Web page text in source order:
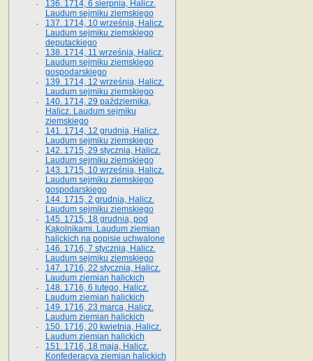
136. 1714, 6 sierpnia, Halicz.
Laudum sejmiku ziemskiego
137. 1714, 10 września, Halicz.
Laudum sejmiku ziemskiego
deputackiego
138. 1714, 11 września, Halicz.
Laudum sejmiku ziemskiego
gospodarskiego
139. 1714, 12 września, Halicz.
Laudum sejmiku ziemskiego
140. 1714, 29 października,
Halicz. Laudum sejmiku
ziemskiego
141. 1714, 12 grudnia, Halicz.
Laudum sejmiku ziemskiego
142. 1715, 29 stycznia, Halicz.
Laudum sejmiku ziemskiego
143. 1715, 10 września, Halicz.
Laudum sejmiku ziemskiego
gospodarskiego
144. 1715, 2 grudnia, Halicz.
Laudum sejmiku ziemskiego
145. 1715, 18 grudnia, pod
Kąkolnikami. Laudum ziemian
halickich na popisie uchwalone
146. 1716, 7 stycznia, Halicz.
Laudum sejmiku ziemskiego
147. 1716, 22 stycznia, Halicz.
Laudum ziemian halickich
148. 1716, 6 lutego, Halicz.
Laudum ziemian halickich
149. 1716, 23 marca, Halicz.
Laudum ziemian halickich
150. 1716, 20 kwietnia, Halicz.
Laudum ziemian halickich
151. 1716, 18 maja, Halicz.
Konfederacya ziemian halickich